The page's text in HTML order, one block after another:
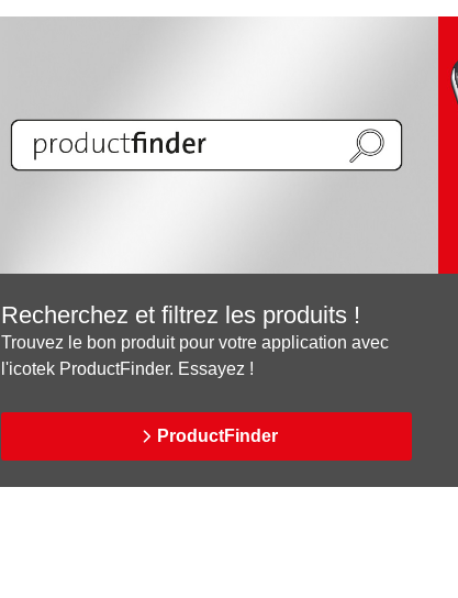
Recherchez et filtrez les produits !
Trouvez le bon produit pour votre application avec
l'icotek ProductFinder. Essayez !
ProductFinder